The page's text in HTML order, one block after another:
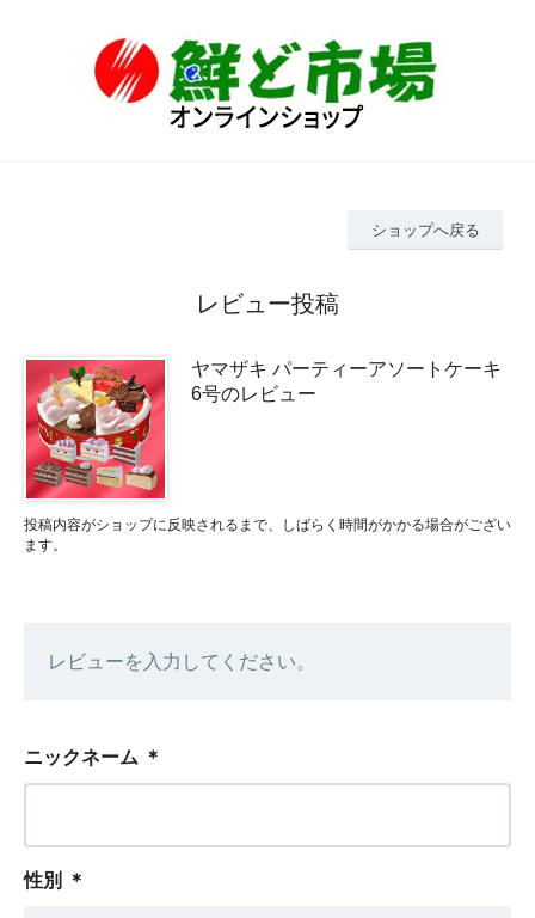
ショップへ戻る
レビュー投稿
ヤマザキ パーティーアソートケーキ
6号のレビュー
投稿内容がショップに反映されるまで、しばらく時間がかかる場合がござい
ます。
レビューを入力してください。
ニックネーム ＊
性別 ＊